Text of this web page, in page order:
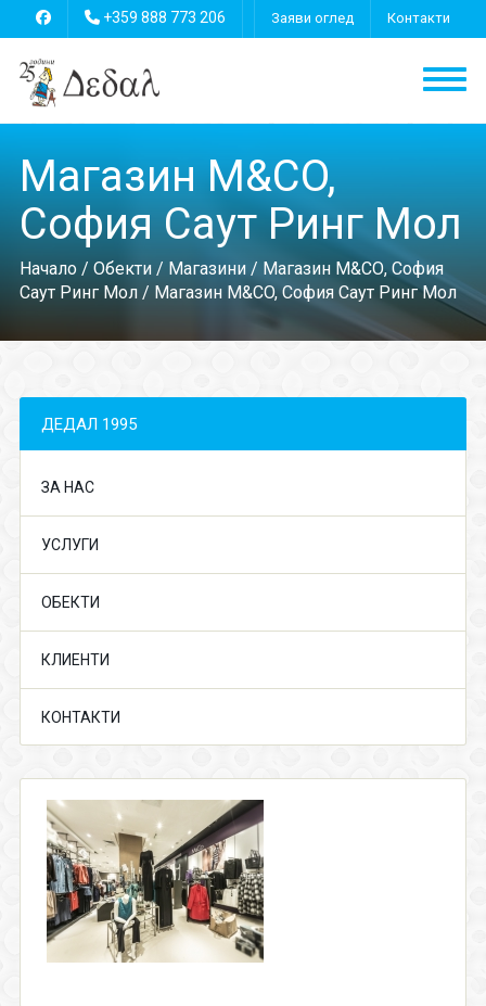
+359 888 773 206 Заяви оглед Контакти
Магазин M&CO,
София Саут Ринг Мол
Начало/ Обекти/ Магазини/ Магазин M&CО, София
Саут Ринг Мол/ Магазин M&CO, София Саут Ринг Мол
ДЕДАЛ 1995
ЗА НАС
УСЛУГИ
ОБЕКТИ
КЛИЕНТИ
КОНТАКТИ